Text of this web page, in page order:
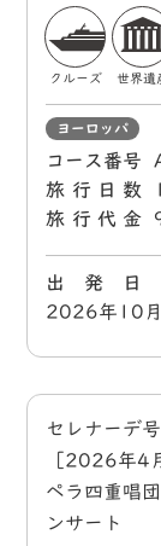
クルーズ 世界遺
ヨーロッパ
コース番号
旅行日数
旅行代金
出 発 日
2026年10
セレナーデ
［2026年4
ペラ四重唱
ンサート